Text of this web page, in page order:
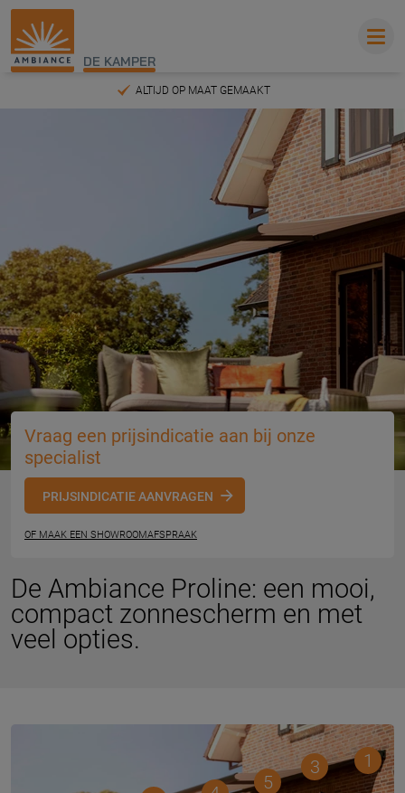
DE KAMPER
INMETEN EN MONTEREN
Vraag een prijsindicatie aan bij onze
specialist
PRIJSINDICATIE AANVRAGEN
OF MAAK EEN SHOWROOMAFSPRAAK
De Ambiance Proline: een mooi,
compact zonnescherm en met
veel opties.
1
3
5